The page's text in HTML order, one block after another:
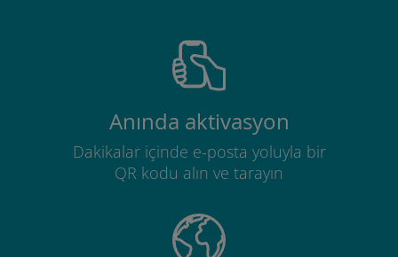
Anında aktivasyon
Dakikalar içinde e-posta yoluyla bir
QR kodu alın ve tarayın